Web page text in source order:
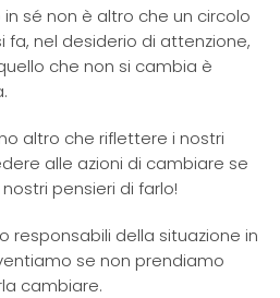
sé non è altro che un circolo
fa, nel desiderio di attenzione,
che non si cambia è
altro che riflettere i nostri
alle azioni di cambiare se
pensieri di farlo!
responsabili della situazione in
se non prendiamo
cambiare.